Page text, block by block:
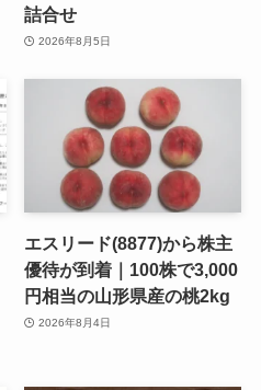
詰合せ
2026年8月5日
エスリード(8877)から株主
優待が到着｜100株で3,000
円相当の山形県産の桃2kg
2026年8月4日